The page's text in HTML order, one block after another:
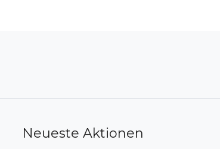
Neueste Aktionen